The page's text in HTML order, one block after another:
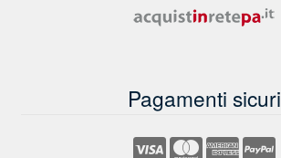
Pagamenti sicuri